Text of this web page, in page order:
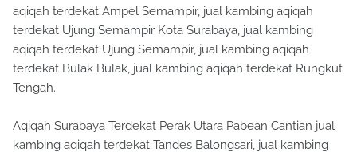
aqiqah terdekat Ampel Semampir, jual kambing aqiqah
terdekat Ujung Semampir Kota Surabaya, jual kambing
aqiqah terdekat Ujung Semampir, jual kambing aqiqah
terdekat Bulak Bulak, jual kambing aqiqah terdekat Rungkut
Tengah.
Aqiqah Surabaya Terdekat Perak Utara Pabean Cantian jual
kambing aqiqah terdekat Tandes Balongsari, jual kambing